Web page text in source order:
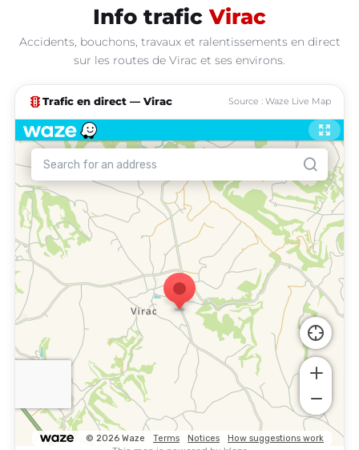
Info trafic Virac
Accidents, bouchons, travaux et ralentissements en direct
sur les routes de Virac et ses environs.
traffic Trafic en direct — Virac Source : Waze Live Map